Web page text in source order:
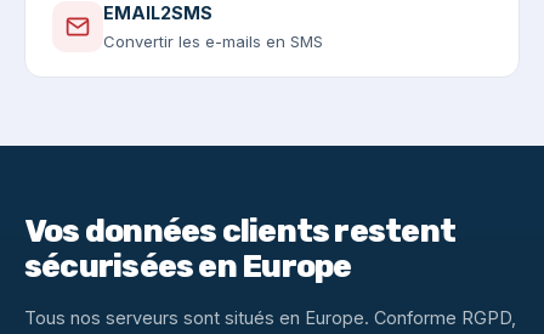
EMAIL2SMS
Convertir les e-mails en SMS
Vos données clients restent
sécurisées en Europe
Tous nos serveurs sont situés en Europe. Conforme RGPD,